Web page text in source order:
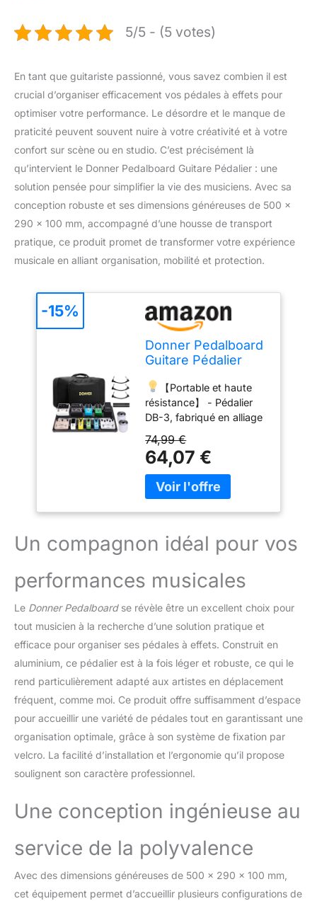
5/5 - (5 votes)
En tant que guitariste passionné, vous savez combien il est
crucial d’organiser efficacement vos pédales à effets pour
optimiser votre performance. Le désordre et le manque de
praticité peuvent souvent nuire à votre créativité et à votre
confort sur scène ou en studio. C’est précisément là
qu’intervient le Donner Pedalboard Guitare Pédalier : une
solution pensée pour simplifier la vie des musiciens. Avec sa
conception robuste et ses dimensions généreuses de 500 x
290 x 100 mm, accompagné d’une housse de transport
pratique, ce produit promet de transformer votre expérience
musicale en alliant organisation, mobilité et protection.
Donner Pedalboard
Guitare Pédalier
Pédales à Effets
avec Housse de
Transport, 500 x
290 x 100 mm
【Portable et haute
résistance】 - Pédalier
DB-3, fabriqué en alliage
qualité, solide pour tenir
et protéger les pédales
de manière agréable et
durable à utiliser. Sa taille
pour contenir de
nombreuses pédales de
poids net est de 1150g et
【Angle d'inclinaison
parfait du pédalier
Donner】 Le pédalier a
parfait, ce qui est
pratique pour vous de
marcher sur les pédales
lorsque vous écoutez de
l'alimentation peut être
montée à l'arrière sous la
carte principale et à
arrière. Le dégagement
en dessous est
votre alimentation en
utilisant des attaches de
câble.
【Sac de
transport solide】 - Le
74,99 €
64,07 €
-15%
Un compagnon idéal pour vos
performances musicales
Le Donner Pedalboardse révèle être un excellent choix pour
tout musicien à la recherche d’une solution pratique et
efficace pour organiser ses pédales à effets. Construit en
aluminium, ce pédalier est à la fois léger et robuste, ce qui le
rend particulièrement adapté aux artistes en déplacement
fréquent, comme moi. Ce produit offre suffisamment d’espace
pour accueillir une variété de pédales tout en garantissant une
organisation optimale, grâce à son système de fixation par
velcro. La facilité d’installation et l’ergonomie qu’il propose
soulignent son caractère professionnel.
Une conception ingénieuse au
service de la polyvalence
Avec des dimensions généreuses de 500 x 290 x 100 mm,
cet équipement permet d’accueillir plusieurs configurations de